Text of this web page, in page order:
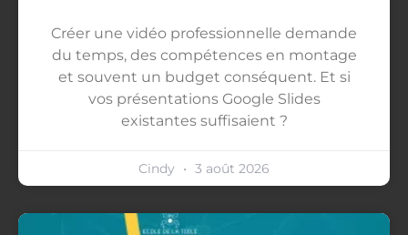
Créer une vidéo professionnelle demande
du temps, des compétences en montage
et souvent un budget conséquent. Et si
vos présentations Google Slides
existantes suffisaient ?
Cindy 3 août 2026